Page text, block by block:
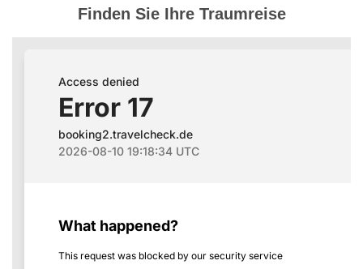
Finden Sie Ihre Traumreise